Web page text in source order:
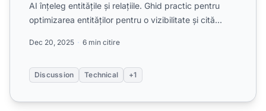
AI înțeleg entitățile și relațiile. Ghid practic pentru
optimizarea entităților pentru o vizibilitate și cită...
Dec 20, 2025 6 min citire
Discussion Technical +1